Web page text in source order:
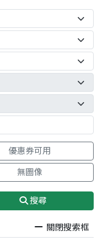
優惠券可用
無圖像
搜尋
關閉搜索框